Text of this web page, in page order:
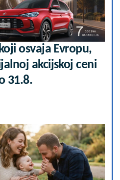
osvaja Evropu,
akcijskoj ceni
31.8.